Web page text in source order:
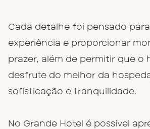
Cada detalhe foi pensado
experiência e proporcionar
prazer, além de permitir que o
desfrute do melhor da
sofisticação e tranquilidade.
No Grande Hotel é possível